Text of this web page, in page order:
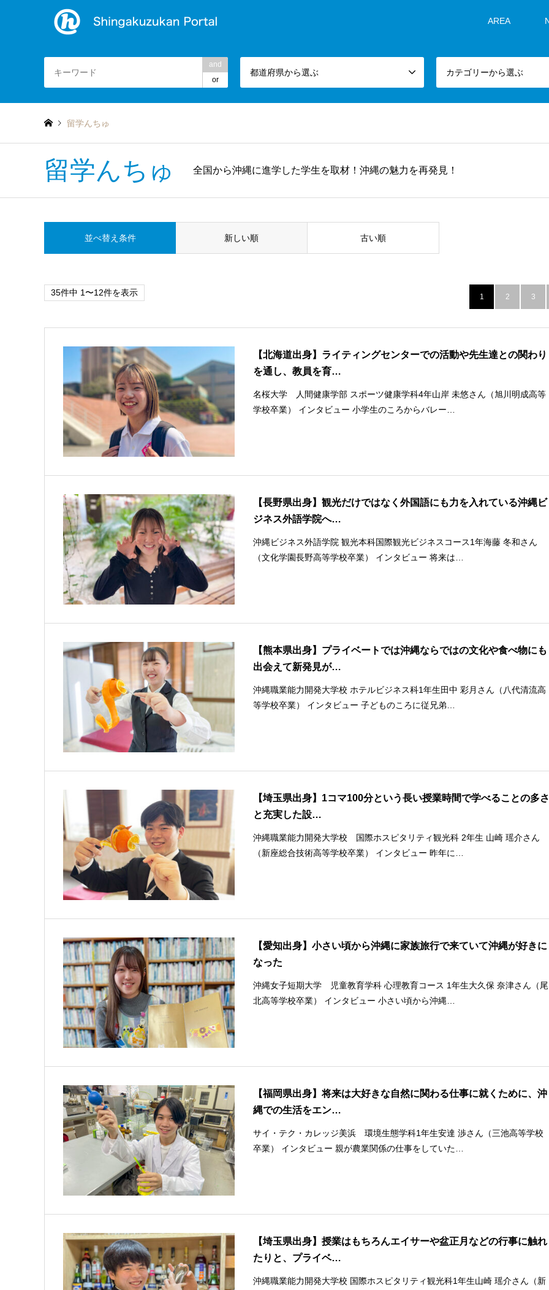
AREA
and
or
都道府県から選ぶ カテゴリーから選ぶ
留学んちゅ
留学んちゅ 全国から沖縄に進学した学生を取材！沖縄の魅力を再発見！
並べ替え条件 新しい順 古い順
35件中 1〜12件を表示 1 2 3
【北海道出身】ライティングセンターでの活動や先生達との関わり
を通し、教員を育…
名桜大学 人間健康学部 スポーツ健康学科4年山岸 未悠さん（旭川明成高等
学校卒業） インタビュー 小学生のころからバレー…
【長野県出身】観光だけではなく外国語にも力を入れている沖縄ビ
ジネス外語学院へ…
沖縄ビジネス外語学院 観光本科国際観光ビジネスコース1年海藤 冬和さん
（文化学園長野高等学校卒業） インタビュー 将来は…
【熊本県出身】プライベートでは沖縄ならではの文化や食べ物にも
出会えて新発見が…
沖縄職業能力開発大学校 ホテルビジネス科1年生田中 彩月さん（八代清流高
等学校卒業） インタビュー 子どものころに従兄弟…
【埼玉県出身】1コマ100分という長い授業時間で学べることの多
と充実した設…
沖縄職業能力開発大学校 国際ホスピタリティ観光科 2年生 山崎 瑶介さん
（新座総合技術高等学校卒業） インタビュー 昨年に…
【愛知出身】小さい頃から沖縄に家族旅行で来ていて沖縄が好きに
なった
沖縄女子短期大学 児童教育学科 心理教育コース 1年生大久保 奈津さん（尾
北高等学校卒業） インタビュー 小さい頃から沖縄…
【福岡県出身】将来は大好きな自然に関わる仕事に就くために、沖
縄での生活をエン…
サイ・テク・カレッジ美浜 環境生態学科1年生安達 渉さん（三池高等学校
卒業） インタビュー 親が農業関係の仕事をしていた…
【埼玉県出身】授業はもちろんエイサーや盆正月などの行事に触れ
たりと、プライベ…
沖縄職業能力開発大学校 国際ホスピタリティ観光科1年生山崎 瑶介さん（新